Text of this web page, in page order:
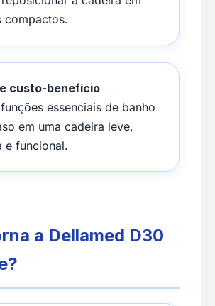
compactos.
custo-benefício
essenciais de banho
em uma cadeira leve,
e funcional.
a Dellamed D30